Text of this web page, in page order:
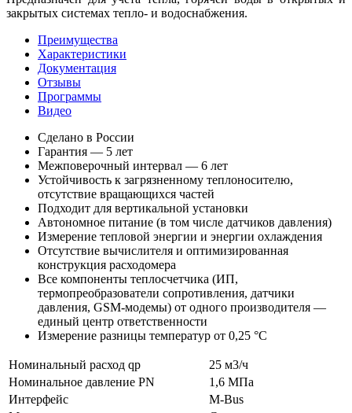
закрытых системах тепло- и водоснабжения.
Преимущества
Характеристики
Документация
Отзывы
Программы
Видео
Сделано в России
Гарантия — 5 лет
Межповерочный интервал — 6 лет
Устойчивость к загрязненному теплоносителю,
отсутствие вращающихся частей
Подходит для вертикальной установки
Автономное питание (в том числе датчиков давления)
Измерение тепловой энергии и энергии охлаждения
Отсутствие вычислителя и оптимизированная
конструкция расходомера
Все компоненты теплосчетчика (ИП,
термопреобразователи сопротивления, датчики
давления, GSM-модемы) от одного производителя —
единый центр ответственности
Измерение разницы температур от 0,25 °С
Номинальный расход qp
25 м3/ч
Номинальное давление PN
1,6 МПа
Интерфейс
M-Bus